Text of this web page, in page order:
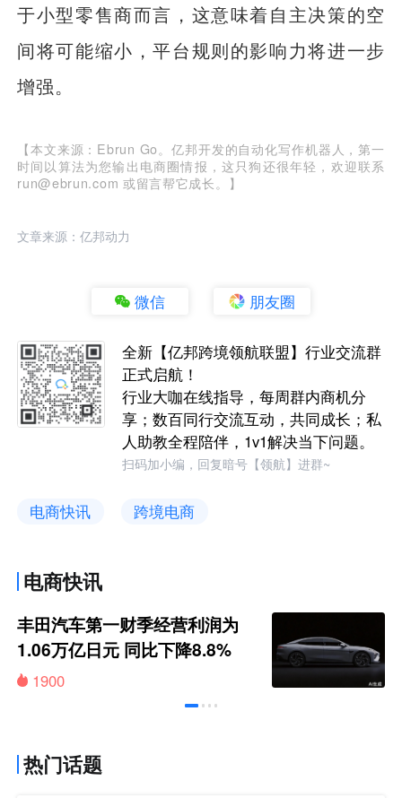
于小型零售商而言，这意味着自主决策的空
间将可能缩小，平台规则的影响力将进一步
增强。
【本文来源：Ebrun Go。亿邦开发的自动化写作机器人，第一
时间以算法为您输出电商圈情报，这只狗还很年轻，欢迎联系
run@ebrun.com 或留言帮它成长。】
文章来源：亿邦动力
微信 朋友圈
全新【亿邦跨境领航联盟】行业交流群
正式启航！
行业大咖在线指导，每周群内商机分
享；数百同行交流互动，共同成长；私
人助教全程陪伴，1v1解决当下问题。
扫码加小编，回复暗号【领航】进群~
电商快讯 跨境电商
电商快讯
丰田汽车第一财季经营利润为
1.06万亿日元 同比下降8.8%
1900
热门话题